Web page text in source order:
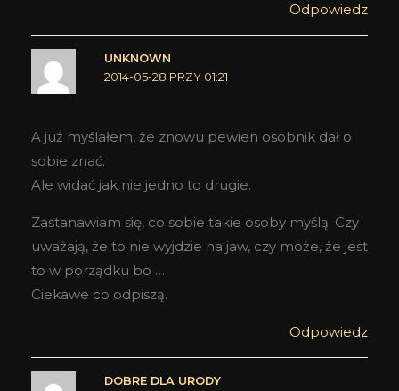
Odpowiedz
UNKNOWN
2014-05-28 PRZY 01:21
A już myślałem, że znowu pewien osobnik dał o
sobie znać.
Ale widać jak nie jedno to drugie.
Zastanawiam się, co sobie takie osoby myślą. Czy
uważają, że to nie wyjdzie na jaw, czy może, że jest
to w porządku bo …
Ciekawe co odpiszą.
Odpowiedz
DOBRE DLA URODY